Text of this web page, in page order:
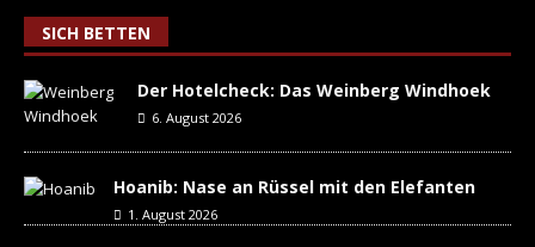
SICH BETTEN
Der Hotelcheck: Das Weinberg Windhoek
6. August 2026
Hoanib: Nase an Rüssel mit den Elefanten
1. August 2026